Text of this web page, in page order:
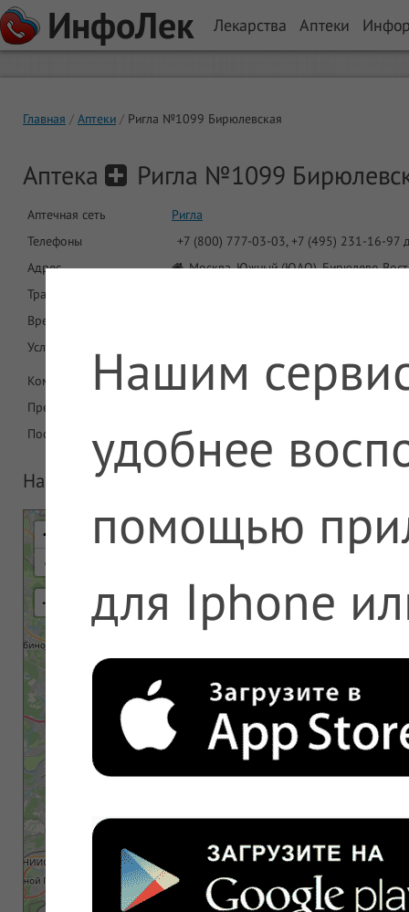
ИнфоЛек Лекарства Аптеки
Главная Аптеки Ригла №1099 Бирюлевская
Аптека Ригла №1099
Аптечная сеть
Ригла
Телефоны
+7 (800) 777-03-03, +7 (495) 231-16-97
Адрес
Москва, Южный (ЮАО), Бирюлево
Транспорт
Время работы
Услуги
Комментарий
Предложений в аптеке
Последнее обновление
08.08.2026 06:08
На карте
+
-
⇢
Нашим
удобнее
помощью
для Iphone